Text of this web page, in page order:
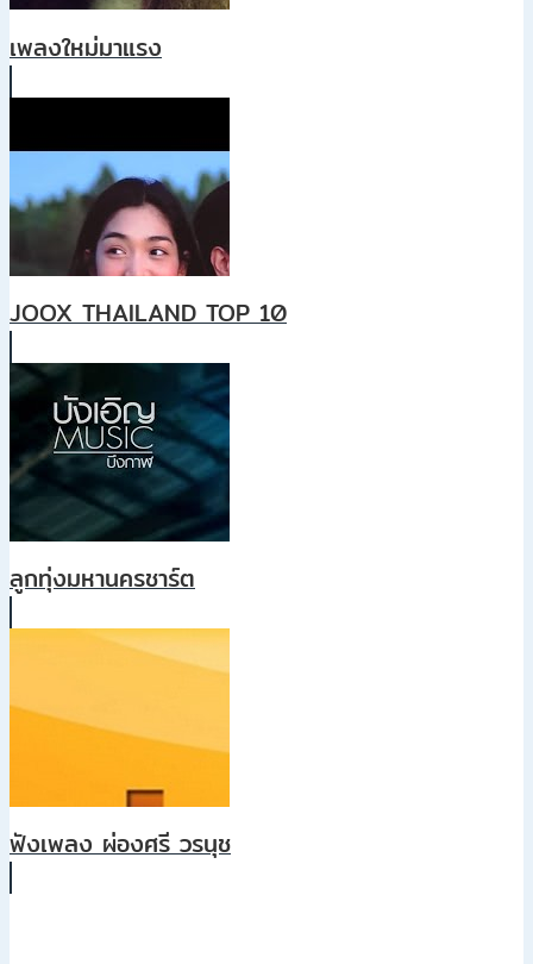
เพลงใหม่มาแรง
JOOX THAILAND TOP 10
ลูกทุ่งมหานครชาร์ต
ฟังเพลง ผ่องศรี วรนุช